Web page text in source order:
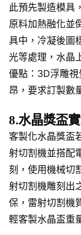
此預先製造模具
原料加熱融化並
具中，冷凝後圖
光等處理，水晶
優點：3D浮雕
昂，要求訂製數
8.水晶獎盃
客製化水晶獎盃
射切割機並搭配
刻，使用機械切
射切割機雕刻出
保，雷射切割機
輕客製水晶盃重